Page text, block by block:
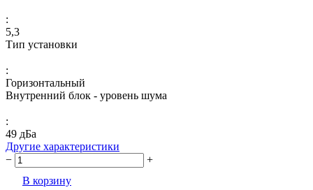
:
5,3
Тип установки
:
Горизонтальный
Внутренний блок - уровень шума
:
49 дБа
Другие характеристики
−
+
В корзину